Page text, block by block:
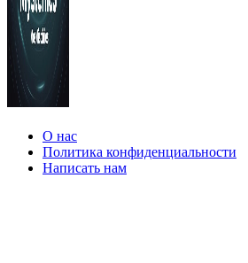
О нас
Политика конфиденциальности
Написать нам